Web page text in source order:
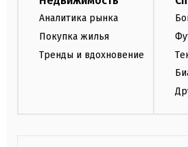
Аналитика рынка
Покупка жилья
Тренды и вдохновение